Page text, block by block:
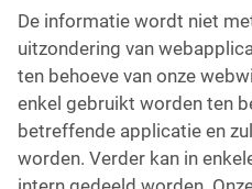
De informatie wordt niet
uitzondering van
ten behoeve van onze
enkel gebruikt worden ten
betreffende applicatie en
worden. Verder kan in